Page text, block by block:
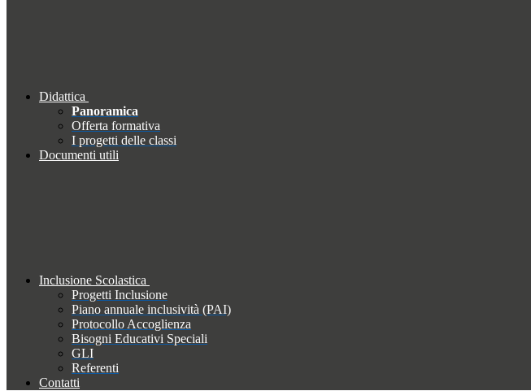
Didattica
Panoramica
Offerta formativa
I progetti delle classi
Documenti utili
Inclusione Scolastica
Progetti Inclusione
Piano annuale inclusività (PAI)
Protocollo Accoglienza
Bisogni Educativi Speciali
GLI
Referenti
Contatti